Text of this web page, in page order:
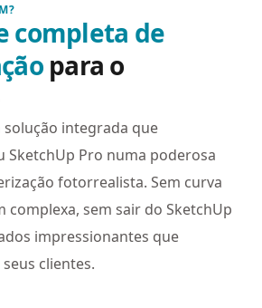
completa de
para o
solução integrada que
SketchUp Pro numa poderosa
fotorrealista. Sem curva
complexa, sem sair do SketchUp
impressionantes que
clientes.